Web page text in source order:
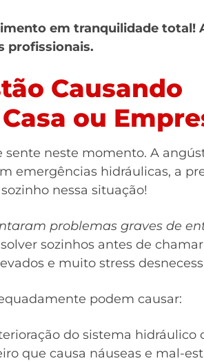
em tranquilidade total!
profissionais.
Causando
ou
neste momento. A
emergências hidráulicas, a
nessa situação!
problemas graves de
sozinhos antes de
e muito stress
podem causar:
do sistema hidráulico
que causa náuseas e mal-